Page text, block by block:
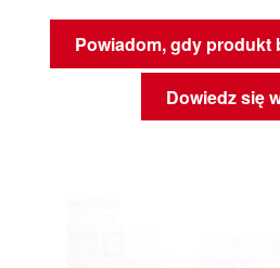
Powiadom, gdy produkt
Dowiedz się